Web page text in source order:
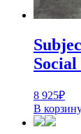
8 925₽
В